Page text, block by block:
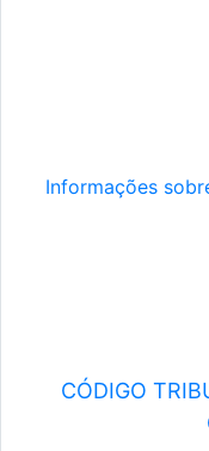
Informações
CÓDIGO